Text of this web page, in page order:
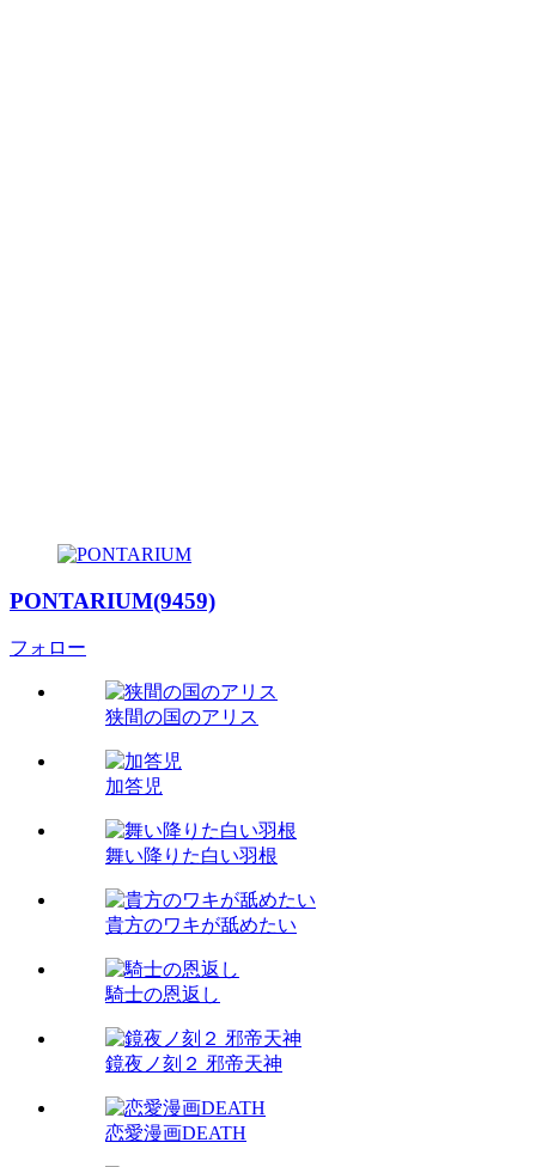
PONTARIUM(9459)
フォロー
狭間の国のアリス
加答児
舞い降りた白い羽根
貴方のワキが舐めたい
騎士の恩返し
鏡夜ノ刻２ 邪帝天神
恋愛漫画DEATH